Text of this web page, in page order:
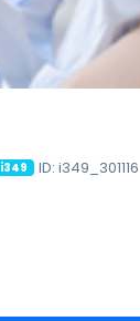
i349 ID: i349_301116